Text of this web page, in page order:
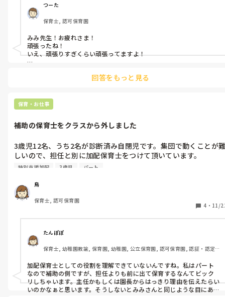
辛うじて生き残った職員で、来ている子どもたちを手分けして保
育しなければならず。。
うちのクラスは支援が必要な子が数名居る中、担任不在の他クラ
スまで一つの部屋で保育したのですが
とにかく全員怪我させずに保護者に引き渡すことだけを目標に頑
張りました。
頑張ったのですが、やっぱり人手も余裕も無いので
っ！！」とバッサリ断ったり、
なかなか活動の切り替えができない子に必要以上に声を荒げてし
なかったり、、
職員は足りずもちろん残業、クタクタで家に帰ってから今日の自
分を思い返して反省会が止まりません。
ここに居る皆さんに頑張ったね、と言ってほしいです。。。涙
つーた
保育士, 認可保育園
みみ先生！お疲れさま！
頑張ったね！
いえ、頑張りすぎくらい頑張ってますよ！
でもさ、先生、たくさん頑張ったから、反省も大事だけど今日は自
いいんだよ、そんな時は。
園長に、労ってほしかったね。
園長は、今日を頑張ってましたか？
回答をもっと見る
保育・お仕事
補助の保育士をクラスから外しました
3歳児12名、うち2名が診断済み自閉児です。集団で動くことが
しいので、担任と別に加配保育士をつけて頂いています。
その加配保育士についてですが、以前から自閉児2名と相性が良
・2名は着脱やトイレなど生活面に補助が必要なのに放置して他
の子と関わろうとする
・戸外で2名を放置して他の子を集めて集団遊びを始める(2名は
ルール理解が難しいので集団遊びには入れません)
・なぜか担任の私がやるべき一斉指示を加配保育士が行う(この
は◯◯するよ！！など……)
・なぜか発表会の衣装などを私に提案せず勝手に作り進める
私は幼児クラスを持った経験が少ないのと、加配保育士のほうが
年齢も歴も上のため私のやり方が気に入らないのかもしれません
が、
特別支援加配 3歳児 パート
鳥
保育士, 認可保育園
4 ・ 11/
たんぽぽ
保育士, 幼稚園教諭, 保育園, 幼稚園, 公立保育園, 認可保育園, 認証・認定
加配保育士としての役割を理解できていないんですね。私はパート
なので補助の側ですが、担任よりも前に出て保育するなんてビック
リしちゃいます。主任かもしくは園長からはっきり理由を伝えたらい
いのかなぁと思います。そうしないとみみさんと同じような目にあう